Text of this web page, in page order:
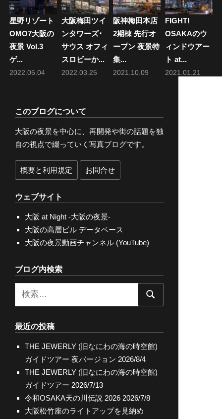
星野リゾート
OMO7大阪の
夜景 Vol.3
ゲ...
2022.05.04
大阪梅田ツイ
ンタワーズ･
サウス オフィ
スロビーか...
2022.03.25
阪神梅田本店
2期棟 先行オ
ープン 夜景特
集...
2021.10.09
FIGHT!
OSAKAのウ
ィンドウアー
ト at...
2021.01.21
このブログについて
大阪の夜景を中心に、再開発や街の話題を独
自の視点で綴っていく写真ブログです。
概要と利用規定 お問合せ
ウェブサイト
大阪 at Night -大阪の夜景-
大阪の高層ビル データベース
大阪の夜景動画チャンネル (YouTube)
ブログ内検索
検
最近の投稿
THE JEWERLY (旧なにわの海の時空館)
ガイドツアー 夜バージョン 2026/8/4
THE JEWERLY (旧なにわの海の時空館)
ガイドツアー 2026/7/13
令和OSAKA天の川伝説 2026 2026/7/8
大阪松竹座のライトアップを見納め